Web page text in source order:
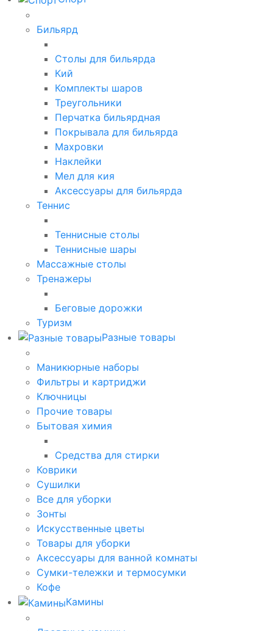
Бильярд
Столы для бильярда
Кий
Комплекты шаров
Треугольники
Перчатка бильярдная
Покрывала для бильярда
Махровки
Наклейки
Мел для кия
Аксессуары для бильярда
Теннис
Теннисные столы
Теннисные шары
Массажные столы
Тренажеры
Беговые дорожки
Туризм
Разные товары
Маникюрные наборы
Фильтры и картриджи
Ключницы
Прочие товары
Бытовая химия
Средства для стирки
Коврики
Сушилки
Все для уборки
Зонты
Искусственные цветы
Товары для уборки
Аксессуары для ванной комнаты
Сумки-тележки и термосумки
Кофе
Камины